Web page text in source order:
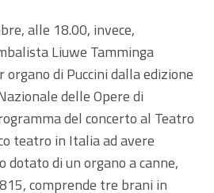
alle 18.00, invece,
Liuwe Tamminga
organo di Puccini dalla edizione
delle Opere di
del concerto al Teatro
teatro in Italia ad avere
dotato di un organo a canne,
comprende tre brani in